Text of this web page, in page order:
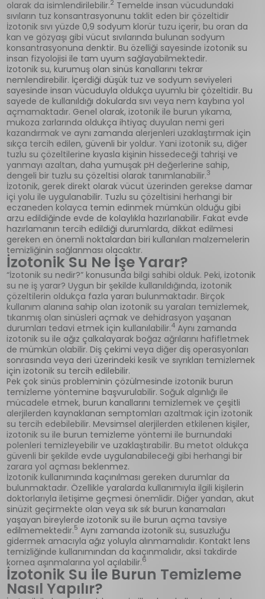
olarak da isimlendirilebilir.2 Temelde insan vücudundaki
sıvıların tuz konsantrasyonunu taklit eden bir çözeltidir
İzotonik sıvı yüzde 0,9 sodyum klorür tuzu içerir, bu oran da
kan ve gözyaşı gibi vücut sıvılarında bulunan sodyum
konsantrasyonuna denktir. Bu özelliği sayesinde izotonik su
insan fizyolojisi ile tam uyum sağlayabilmektedir.
İzotonik su, kurumuş olan sinüs kanallarını tekrar
nemlendirebilir. İçerdiği düşük tuz ve sodyum seviyeleri
sayesinde insan vücuduyla oldukça uyumlu bir çözeltidir. Bu
sayede de kullanıldığı dokularda sıvı veya nem kaybına yol
açmamaktadır. Genel olarak, izotonik ile burun yıkama,
mukoza zarlarında oldukça ihtiyaç duyulan nemi geri
kazandırmak ve aynı zamanda alerjenleri uzaklaştırmak için
sıkça tercih edilen, güvenli bir yoldur. Yani izotonik su, diğer
tuzlu su çözeltilerine kıyasla kişinin hissedeceği tahrişi ve
yanmayı azaltan, daha yumuşak pH değerlerine sahip,
dengeli bir tuzlu su çözeltisi olarak tanımlanabilir.3
İzotonik, gerek direkt olarak vücut üzerinden gerekse damar
içi yolu ile uygulanabilir. Tuzlu su çözeltisini herhangi bir
eczaneden kolayca temin edinmek mümkün olduğu gibi
arzu edildiğinde evde de kolaylıkla hazırlanabilir. Fakat evde
hazırlamanın tercih edildiği durumlarda, dikkat edilmesi
gereken en önemli noktalardan biri kullanılan malzemelerin
temizliğinin sağlanması olacaktır.
İzotonik Su Ne İşe Yarar?
“İzotonik su nedir?” konusunda bilgi sahibi olduk. Peki, izotonik
su ne iş yarar? Uygun bir şekilde kullanıldığında, izotonik
çözeltilerin oldukça fazla yararı bulunmaktadır. Birçok
kullanım alanına sahip olan izotonik su yaraları temizlemek,
tıkanmış olan sinüsleri açmak ve dehidrasyon yaşanan
durumları tedavi etmek için kullanılabilir.4 Aynı zamanda
izotonik su ile ağız çalkalayarak boğaz ağrılarını hafifletmek
de mümkün olabilir. Diş çekimi veya diğer diş operasyonları
sonrasında veya deri üzerindeki kesik ve sıyrıkları temizlemek
için izotonik su tercih edilebilir.
Pek çok sinüs probleminin çözülmesinde izotonik burun
temizleme yöntemine başvurulabilir. Soğuk algınlığı ile
mücadele etmek, burun kanallarını temizlemek ve çeşitli
alerjilerden kaynaklanan semptomları azaltmak için izotonik
su tercih edebilebilir. Mevsimsel alerjilerden etkilenen kişiler,
izotonik su ile burun temizleme yöntemi ile burnundaki
polenleri temizleyebilir ve uzaklaştırabilir. Bu metot oldukça
güvenli bir şekilde evde uygulanabileceği gibi herhangi bir
zarara yol açması beklenmez.
İzotonik kullanımında kaçınılması gereken durumlar da
bulunmaktadır. Özellikle yaralarda kullanımıyla ilgili kişilerin
doktorlarıyla iletişime geçmesi önemlidir. Diğer yandan, akut
sinüzit geçirmekte olan veya sık sık burun kanamaları
yaşayan bireylerde izotonik su ile burun açma tavsiye
edilmemektedir.5 Aynı zamanda izotonik su, susuzluğu
gidermek amacıyla ağız yoluyla alınmamalıdır. Kontakt lens
temizliğinde kullanımından da kaçınmalıdır, aksi takdirde
kornea aşınmalarına yol açılabilir.6
İzotonik Su ile Burun Temizleme
Nasıl Yapılır?